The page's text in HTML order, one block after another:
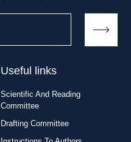
Useful links
Scientific And Reading
Committee
Drafting Committee